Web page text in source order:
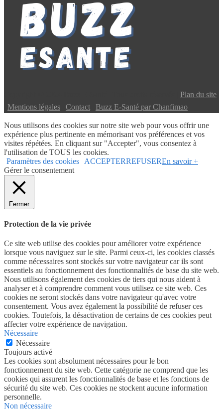
Plan du site
Mentions légales Contact Buzz E-Santé par Chanfimao
Nous utilisons des cookies sur notre site web pour vous offrir une
expérience plus pertinente en mémorisant vos préférences et vos
visites répétées. En cliquant sur "Accepter", vous consentez à
l'utilisation de TOUS les cookies.
Paramètres des cookies
ACCEPTERREFUSEREn savoir +
Gérer le consentement
Fermer
Protection de la vie privée
Ce site web utilise des cookies pour améliorer votre expérience
lorsque vous naviguez sur le site. Parmi ceux-ci, les cookies classés
comme nécessaires sont stockés sur votre navigateur car ils sont
essentiels au fonctionnement des fonctionnalités de base du site web.
Nous utilisons également des cookies de tiers qui nous aident à
analyser et à comprendre comment vous utilisez ce site web. Ces
cookies ne seront stockés dans votre navigateur qu'avec votre
consentement. Vous avez également la possibilité de refuser ces
cookies. Toutefois, la désactivation de certains de ces cookies peut
affecter votre expérience de navigation.
Nécessaire
Nécessaire
Toujours activé
Les cookies sont absolument nécessaires pour le bon
fonctionnement du site web. Cette catégorie ne comprend que les
cookies qui assurent les fonctionnalités de base et les fonctions de
sécurité du site web. Ces cookies ne stockent aucune information
personnelle.
Non nécessaire